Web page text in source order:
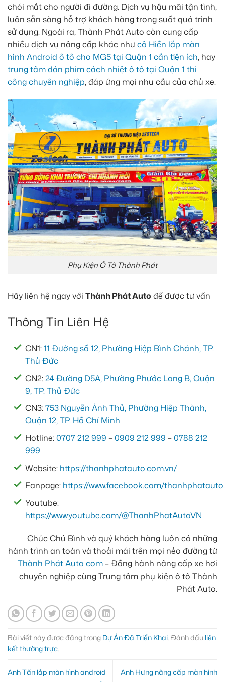
chói mắt cho người đi đường. Dịch vụ hậu mãi tận tình,
luôn sẵn sàng hỗ trợ khách hàng trong suốt quá trình
sử dụng. Ngoài ra, Thành Phát Auto còn cung cấp
nhiều dịch vụ nâng cấp khác nhưcô Hiền lắp màn
hình Android ô tô cho MG5 tại Quận 1 cần tiện ích, hay
trung tâm dán phim cách nhiệt ô tô tại Quận 1 thi
công chuyên nghiệp, đáp ứng mọi nhu cầu của chủ xe.
Phụ Kiện Ô Tô Thành Phát
Hãy liên hệ ngay với Thành Phát Auto để được tư vấn
Thông Tin Liên Hệ
CN1:11 Đường số 12, Phường Hiệp Bình Chánh, TP.
Thủ Đức
CN2:24 Đường D5A, Phường Phước Long B, Quận
9, TP. Thủ Đức
CN3:753 Nguyễn Ảnh Thủ, Phường Hiệp Thành,
Quận 12, TP. Hồ Chí Minh
Hotline:0707 212 999 –0909 212 999 –0788 212
999
Website: https://thanhphatauto.com.vn/
Fanpage: https://www.facebook.com/
Youtube:
https://www.youtube.com/@ThanhPhatAutoVN
Chúc Chú Bình và quý khách hàng luôn có những
hành trình an toàn và thoải mái trên mọi nẻo đường từ
Thành Phát Auto com – Đồng hành nâng cấp xe hơi
chuyên nghiệp cùng Trung tâm phụ kiện ô tô Thành
Phát Auto.
Bài viết này được đăng trong Dự Án Đã Triển Khai. Đánh dấu liên
kết thường trực.
Anh Tấn lắp màn hình android
Anh Hưng nâng cấp màn hình